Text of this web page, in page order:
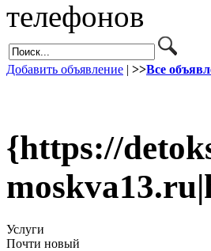
телефонов
Добавить объявление | >>Все
{https://
Услуги
Почти новый